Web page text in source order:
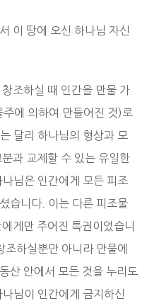
이 땅에 오신 하나님 자신
조하실 때 인간을 만물 가
에 의하여 만들어진 것)로
달리 하나님의 형상과 모
과 교제할 수 있는 유일한
님은 인간에게 모든 피조
습니다. 이는 다른 피조물
게만 주어진 특권이었습니
조하실뿐만 아니라 만물에
산 안에서 모든 것을 누리도
님이 인간에게 금지하신